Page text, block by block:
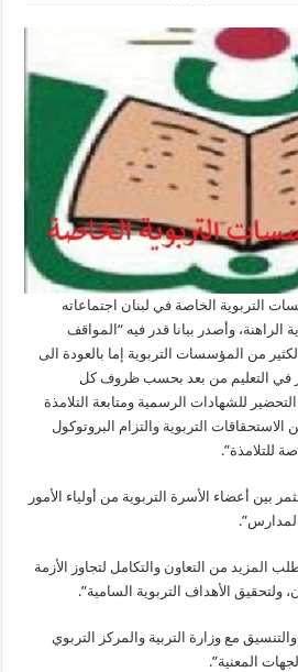
إصرار
وزير
الامتحانات
الرسمية
مغلقة
التربوية الخاصة في لبنان اجتماعاته
الراهنة، وأصدر بيانا قدر فيه “المواقف
الكثير من المؤسسات التربوية إما بالعودة الى
في التعليم من بعد بحسب ظروف كل
للشهادات الرسمية ومتابعة التلامذة
الاستحقاقات التربوية والتزام البروتوكول
للتلامذة”.
بين أعضاء الأسرة التربوية من أولياء الأمور
المزيد من التعاون والتكامل لتجاوز الأزمة
ولتحقيق الأهداف التربوية السامية”.
مع وزارة التربية والمركز التربوي
المعنية”.